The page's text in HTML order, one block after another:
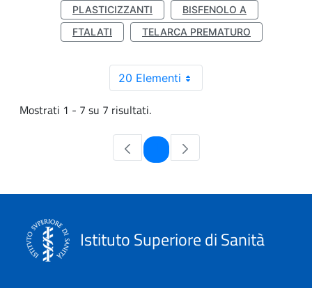
PLASTICIZZANTI
BISFENOLO A
FTALATI
TELARCA PREMATURO
20 Elementi
Mostrati 1 - 7 su 7 risultati.
Pagina
Istituto Superiore di Sanità